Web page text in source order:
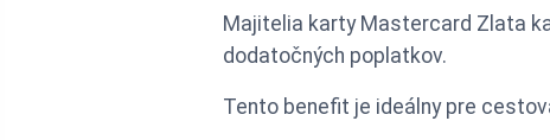
Majitelia karty Mastercard Zlata
dodatočných poplatkov.
Tento benefit je ideálny pre